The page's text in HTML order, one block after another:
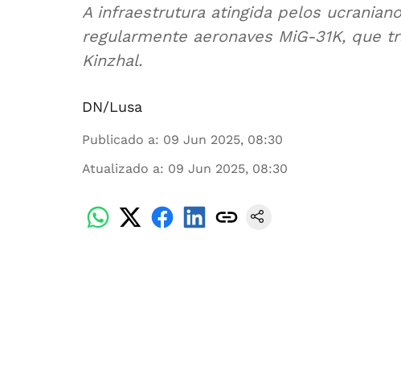
A infraestrutura atingida pelos
regularmente aeronaves MiG-31K, que
Kinzhal.
DN/Lusa
Publicado a: 09 Jun 2025, 08:30
Atualizado a: 09 Jun 2025, 08:30